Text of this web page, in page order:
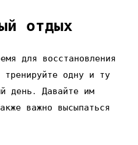
отдых
для восстановления
тренируйте одну и ту
день․ Давайте им
важно высыпаться